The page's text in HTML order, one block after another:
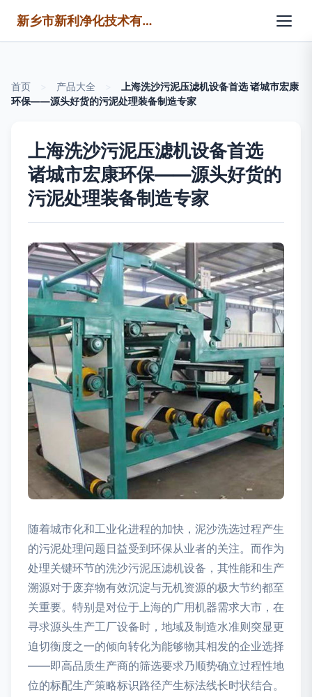
新乡市新利净化技术有限公司
首页 产品大全
上海洗沙污泥压滤机设备首选 诸城市宏康
环保——源头好货的污泥处理装备制造专家
上海洗沙污泥压滤机设备首选
诸城市宏康环保——源头好货的
污泥处理装备制造专家
随着城市化和工业化进程的加快，泥沙洗选过程产生
的污泥处理问题日益受到环保从业者的关注。而作为
处理关键环节的洗沙污泥压滤机设备，其性能和生产
溯源对于废弃物有效沉淀与无机资源的极大节约都至
关重要。特别是对位于上海的广用机器需求大市，在
寻求源头生产工厂设备时，地域及制造水准则突显更
迫切衡度之一的倾向转化为能够物其相发的企业选择
——即高品质生产商的筛选要求乃顺势确立过程性地
位的标配生产策略标识路径产生标法线长时状结合。